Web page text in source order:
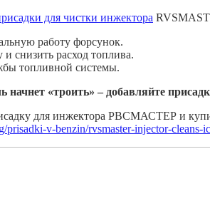
для чистки инжектора
работу форсунок.
снизить расход топлива.
топливной системы.
начнет «троить» – добавляйте
для инжектора РВСМАСТЕР и
prisadki-v-benzin/rvsmaster-injector-